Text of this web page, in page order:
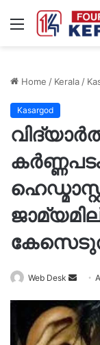
Menu
Home / Kerala/
Kasargod
Web Desk
Send
email